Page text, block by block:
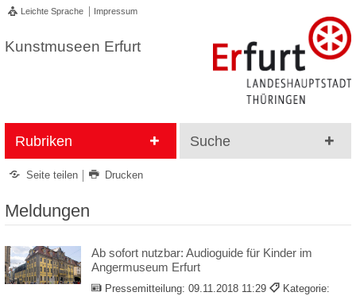
Leichte Sprache Impressum
Kunstmuseen Erfurt
Rubriken Suche
Seite teilen Drucken
Meldungen
Ab sofort nutzbar: Audioguide für Kinder im
Angermuseum Erfurt
Pressemitteilung: 09.11.2018 11:29
Kategorie: